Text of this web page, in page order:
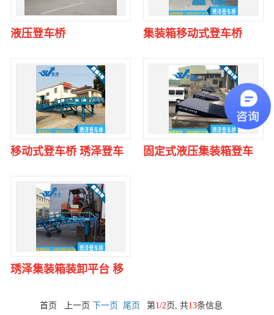
液压登车桥 集装箱移动式登车桥
移动式登车桥 琇泽登车
固定式液压集装箱登车
琇泽集装箱装卸平台 移
首页 上一页 下一页 尾页 第1/2页, 共13条信息